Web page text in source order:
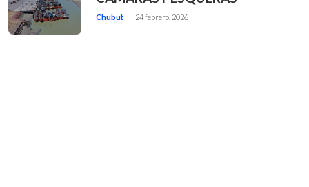
Chubut 24 febrero, 2026